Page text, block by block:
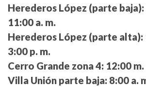
Herederos López (parte baja):
11:00 a. m.
Herederos López (parte alta):
3:00 p. m.
Cerro Grande zona 4: 12:00
Villa Unión parte baja: 8:00 a.